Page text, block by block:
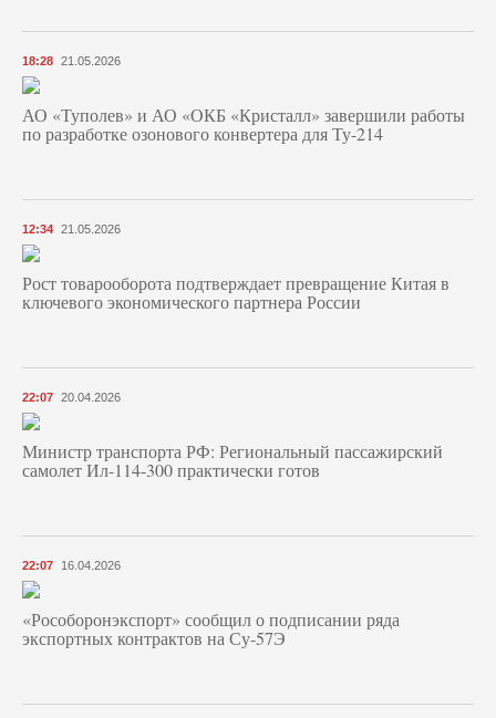
18:28 21.05.2026
АО «Туполев» и АО «ОКБ «Кристалл» завершили работы
по разработке озонового конвертера для Ту-214
12:34 21.05.2026
Рост товарооборота подтверждает превращение Китая в
ключевого экономического партнера России
22:07 20.04.2026
Министр транспорта РФ: Региональный пассажирский
самолет Ил-114-300 практически готов
22:07 16.04.2026
«Рособоронэкспорт» сообщил о подписании ряда
экспортных контрактов на Су-57Э